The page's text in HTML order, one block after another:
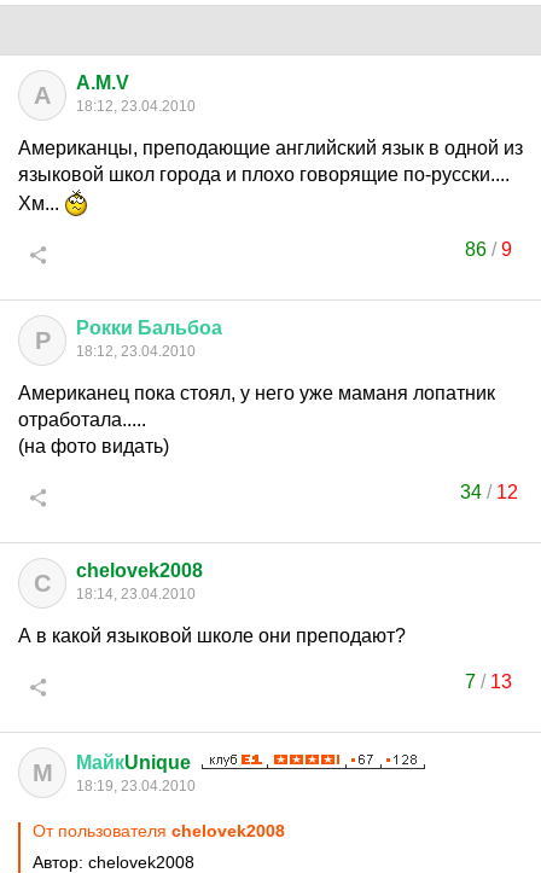
A A.M.V
18:12, 23.04.2010
Американцы, преподающие английский язык в одной из
языковой школ города и плохо говорящие по-русски....
Хм...
86 /9
Р Рокки Бальбоа
18:12, 23.04.2010
Американец пока стоял, у него уже маманя лопатник
отработала.....
(на фото видать)
34/ 12
C chelovek2008
18:14, 23.04.2010
А в какой языковой школе они преподают?
7 / 13
М МайкUnique
18:19, 23.04.2010
От пользователя chelovek2008
Автор: chelovek2008